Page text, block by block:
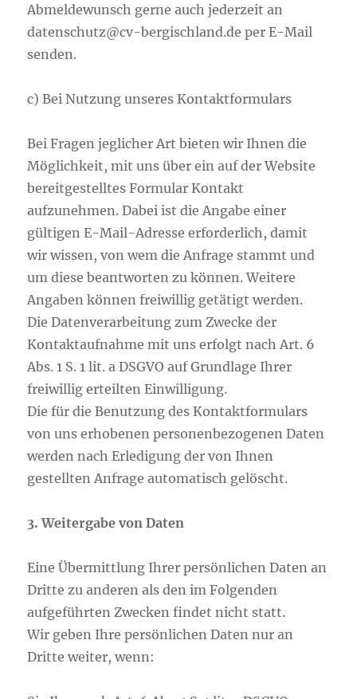
Abmeldewunsch gerne auch jederzeit an
datenschutz@cv-bergischland.de per E-Mail
senden.
c) Bei Nutzung unseres Kontaktformulars
Bei Fragen jeglicher Art bieten wir Ihnen die
Möglichkeit, mit uns über ein auf der Website
bereitgestelltes Formular Kontakt
aufzunehmen. Dabei ist die Angabe einer
gültigen E-Mail-Adresse erforderlich, damit
wir wissen, von wem die Anfrage stammt und
um diese beantworten zu können. Weitere
Angaben können freiwillig getätigt werden.
Die Datenverarbeitung zum Zwecke der
Kontaktaufnahme mit uns erfolgt nach Art. 6
Abs. 1 S. 1 lit. a DSGVO auf Grundlage Ihrer
freiwillig erteilten Einwilligung.
Die für die Benutzung des Kontaktformulars
von uns erhobenen personenbezogenen Daten
werden nach Erledigung der von Ihnen
gestellten Anfrage automatisch gelöscht.
3. Weitergabe von Daten
Eine Übermittlung Ihrer persönlichen Daten an
Dritte zu anderen als den im Folgenden
aufgeführten Zwecken findet nicht statt.
Wir geben Ihre persönlichen Daten nur an
Dritte weiter, wenn: